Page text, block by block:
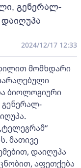
გენერალ-
2024/12/17 12:33
მომხდარი
ბიოლოგიური
გენერალ-
მათივე
დაიღუპა
აფეთქება